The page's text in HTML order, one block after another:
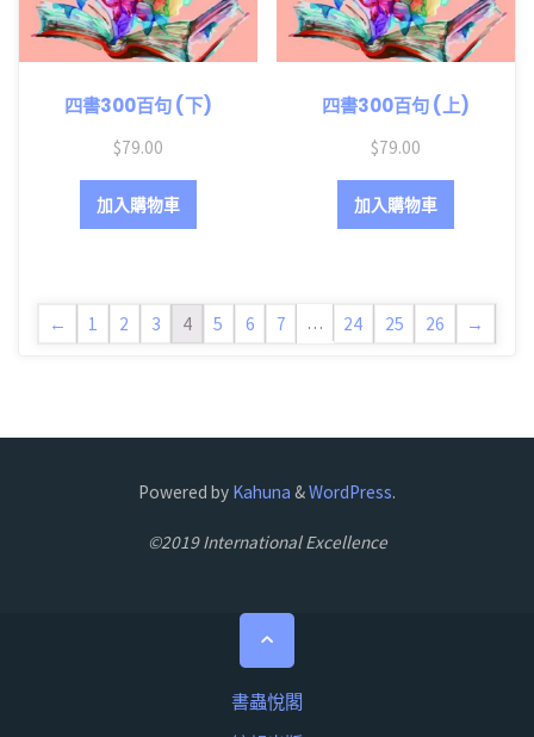
四書300百句 (下)
$79.00
加入購物車
四書300百句 (上)
$79.00
加入購物車
← 1 2 3 4 5 6 7 … 24 25 26 →
Powered by Kahuna &WordPress.
©2019 International Excellence
書蟲悅閣
Back
to
Top